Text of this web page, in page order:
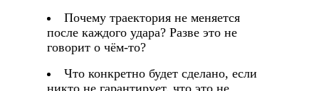
Почему траектория не меняется
после каждого удара? Разве это не
говорит о чём-то?
Что конкретно будет сделано, если